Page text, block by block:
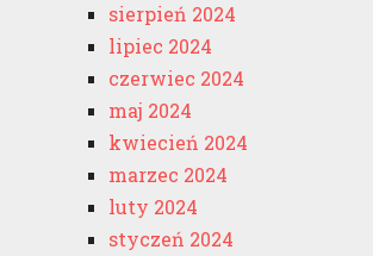
sierpień 2024
lipiec 2024
czerwiec 2024
maj 2024
kwiecień 2024
marzec 2024
luty 2024
styczeń 2024